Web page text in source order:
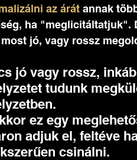
az árát annak
ha "meglicitáltatjuk".
jó, vagy rossz
jó vagy rossz,
tudunk
ez egy
adjuk el, feltéve
csinálni.